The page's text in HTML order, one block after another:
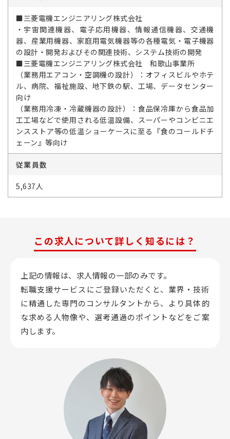
■三菱電機エンジニアリング株式会社
・宇宙関連機器、電子応用機器、情報通信機器、交通機
器、産業用機器、家庭用電気機器等の各種電気・電子機器
の設計・開発およびその関連技術、システム技術の開発
■三菱電機エンジニアリング株式会社 和歌山事業所
（業務用エアコン・空調機の設計）：オフィスビルやホテ
ル、病院、福祉施設、地下鉄の駅、工場、データセンター
向け
（業務用冷凍・冷蔵機器の設計）：食品保冷庫から食品加
工工場などで使用される低温設備、スーパーやコンビニエ
ンスストア等の低温ショーケースに至る『食のコールドチ
ェーン』等向け
従業員数
5,637人
この求人について詳しく知るには？
上記の情報は、求人情報の一部のみです。
転職支援サービスにご登録いただくと、業界・技術
に精通した専門のコンサルタントから、 より具体的
な求める人物像や、選考通過のポイントなどをご案
内します。